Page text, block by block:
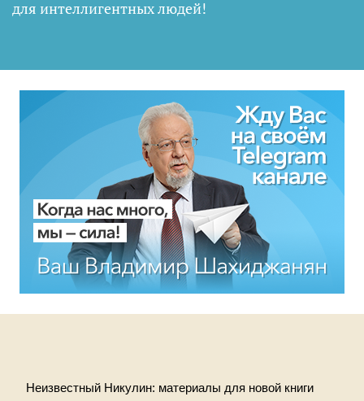
для интеллигентных людей!
Неизвестный Никулин: материалы для новой книги